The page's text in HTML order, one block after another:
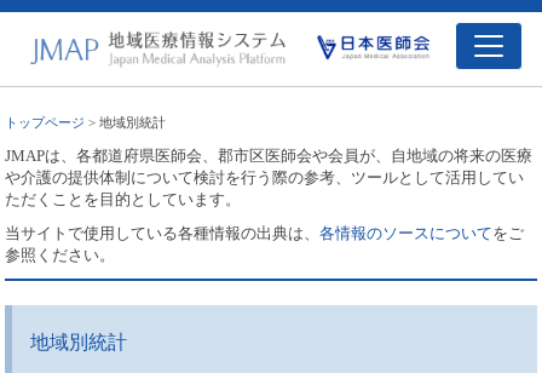
トップページ > 地域別統計
JMAPは、各都道府県医師会、郡市区医師会や会員が、自地域の将来の医療
や介護の提供体制について検討を行う際の参考、ツールとして活用してい
ただくことを目的としています。
当サイトで使用している各種情報の出典は、各情報のソースについてをご
参照ください。
地域別統計